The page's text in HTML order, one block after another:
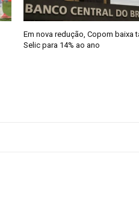
Em nova redução, Copom baixa
Selic para 14% ao ano